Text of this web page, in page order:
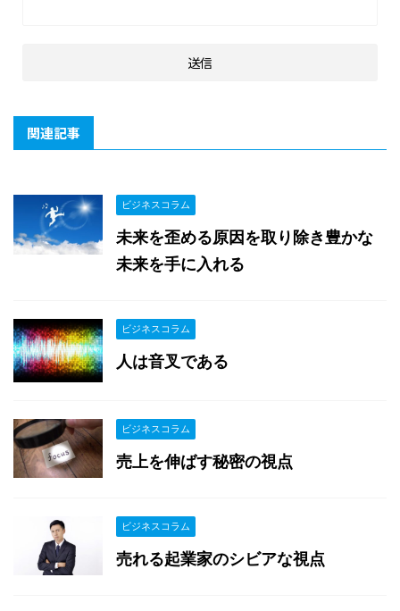
関連記事
ビジネスコラム
未来を歪める原因を取り除き豊かな
未来を手に入れる
ビジネスコラム
人は音叉である
ビジネスコラム
売上を伸ばす秘密の視点
ビジネスコラム
売れる起業家のシビアな視点